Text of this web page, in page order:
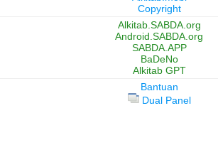
Copyright
Alkitab.SABDA.org
Android.SABDA.org
SABDA.APP
BaDeNo
Alkitab GPT
Bantuan
Dual Panel